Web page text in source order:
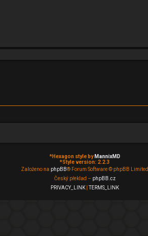
*Hexagon style by MannixMD
*Style version: 2.2.3
Založeno na phpBB® Forum Software © phpBB Limited
Český překlad – phpBB.cz
PRIVACY_LINK |TERMS_LINK